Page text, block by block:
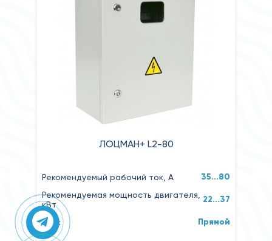
ЛОЦМАН+ L2-80
Рекомендуемый рабочий ток, А 35…80
Рекомендуемая мощность двигателя,
кВт
22...37
Пуск Прямой